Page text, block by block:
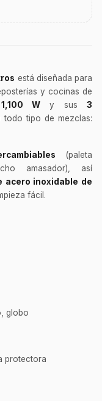
está diseñada para
y cocinas de
W y sus 3
todo tipo de mezclas:
(paleta
amasador), así
acero inoxidable de
fácil.
globo
protectora